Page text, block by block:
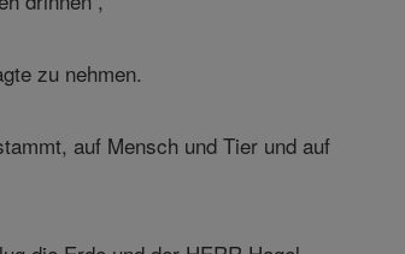
zu nehmen.
auf Mensch und Tier und auf